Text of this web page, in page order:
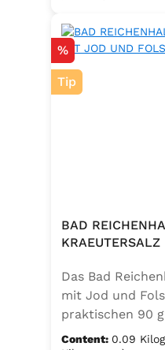
zum Würzen
Fisch, Gemüse
Speisen.
Knoblauch, 5 %
Discount
%
Tip
BAD
Das Bad
mit Jod und
praktischen 90
aromatische
Content: 0.09